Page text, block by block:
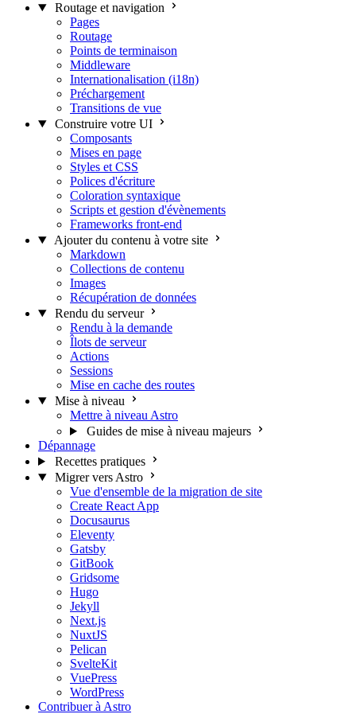
Routage et navigation
Pages
Routage
Points de terminaison
Middleware
Internationalisation (i18n)
Préchargement
Transitions de vue
Construire votre UI
Composants
Mises en page
Styles et CSS
Polices d'écriture
Coloration syntaxique
Scripts et gestion d'évènements
Frameworks front-end
Ajouter du contenu à votre site
Markdown
Collections de contenu
Images
Récupération de données
Rendu du serveur
Rendu à la demande
Îlots de serveur
Actions
Sessions
Mise en cache des routes
Mise à niveau
Mettre à niveau Astro
Guides de mise à niveau majeurs
Dépannage
Recettes pratiques
Migrer vers Astro
Vue d'ensemble de la migration de site
Create React App
Docusaurus
Eleventy
Gatsby
GitBook
Gridsome
Hugo
Jekyll
Next.js
NuxtJS
Pelican
SvelteKit
VuePress
WordPress
Contribuer à Astro